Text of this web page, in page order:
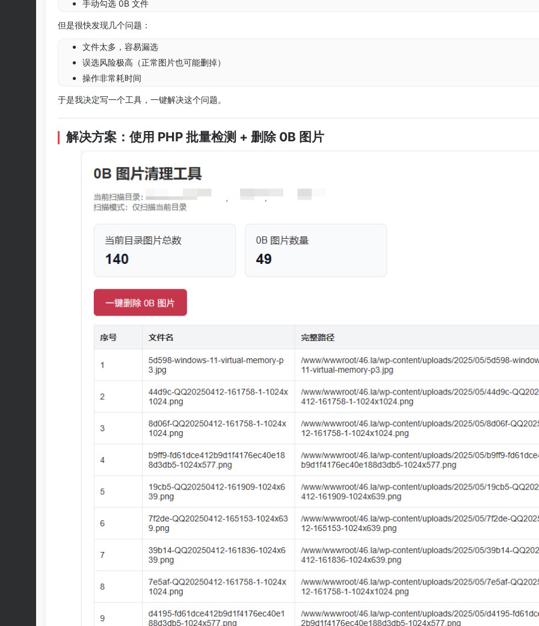
手动勾选 0B 文件
但是很快发现几个问题：
文件太多，容易漏选
误选风险极高（正常图片也可能删掉）
操作非常耗时间
于是我决定写一个工具，一键解决这个问题。
解决方案：使用 PHP 批量检测 + 删除 0B 图片